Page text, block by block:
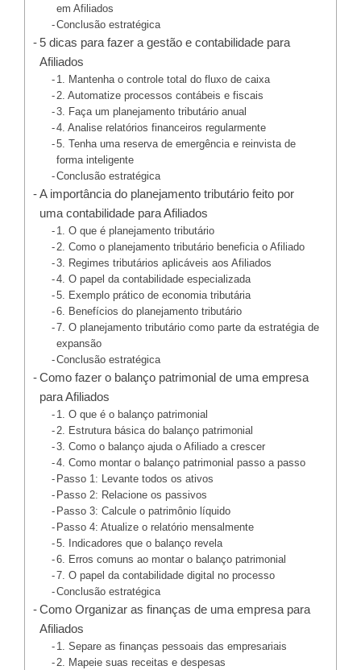
em Afiliados
Conclusão estratégica
5 dicas para fazer a gestão e contabilidade para
Afiliados
1. Mantenha o controle total do fluxo de caixa
2. Automatize processos contábeis e fiscais
3. Faça um planejamento tributário anual
4. Analise relatórios financeiros regularmente
5. Tenha uma reserva de emergência e reinvista de
forma inteligente
Conclusão estratégica
A importância do planejamento tributário feito por
uma contabilidade para Afiliados
1. O que é planejamento tributário
2. Como o planejamento tributário beneficia o Afiliado
3. Regimes tributários aplicáveis aos Afiliados
4. O papel da contabilidade especializada
5. Exemplo prático de economia tributária
6. Benefícios do planejamento tributário
7. O planejamento tributário como parte da estratégia de
expansão
Conclusão estratégica
Como fazer o balanço patrimonial de uma empresa
para Afiliados
1. O que é o balanço patrimonial
2. Estrutura básica do balanço patrimonial
3. Como o balanço ajuda o Afiliado a crescer
4. Como montar o balanço patrimonial passo a passo
Passo 1: Levante todos os ativos
Passo 2: Relacione os passivos
Passo 3: Calcule o patrimônio líquido
Passo 4: Atualize o relatório mensalmente
5. Indicadores que o balanço revela
6. Erros comuns ao montar o balanço patrimonial
7. O papel da contabilidade digital no processo
Conclusão estratégica
Como Organizar as finanças de uma empresa para
Afiliados
1. Separe as finanças pessoais das empresariais
2. Mapeie suas receitas e despesas